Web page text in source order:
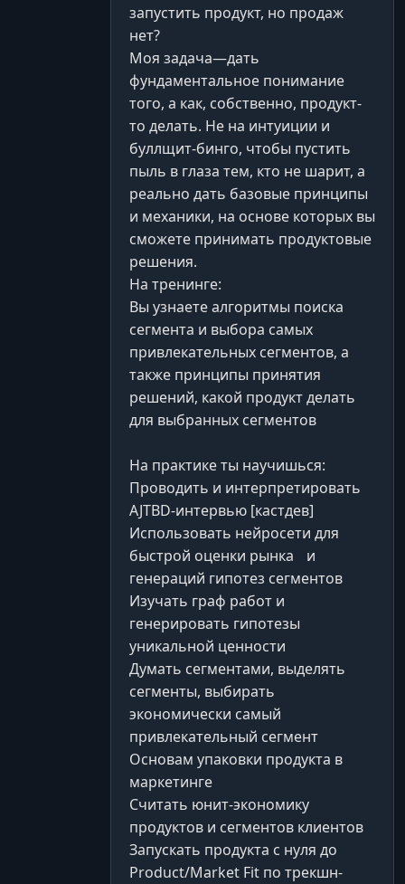
запустить продукт, но продаж
нет?
Моя задача—дать
фундаментальное понимание
того, а как, собственно, продукт-
то делать. Не на интуиции и
буллщит-бинго, чтобы пустить
пыль в глаза тем, кто не шарит, а
реально дать базовые принципы
и механики, на основе которых вы
сможете принимать продуктовые
решения.
На тренинге:
Вы узнаете алгоритмы поиска
сегмента и выбора самых
привлекательных сегментов, а
также принципы принятия
решений, какой продукт делать
для выбранных сегментов
На практике ты научишься:
Проводить и интерпретировать
AJTBD-интервью [кастдев]
Использовать нейросети для
быстрой оценки рынка и
генераций гипотез сегментов
Изучать граф работ и
генерировать гипотезы
уникальной ценности
Думать сегментами, выделять
сегменты, выбирать
экономически самый
привлекательный сегмент
Основам упаковки продукта в
маркетинге
Считать юнит-экономику
продуктов и сегментов клиентов
Запускать продукта с нуля до
Product/Market Fit по трекшн-